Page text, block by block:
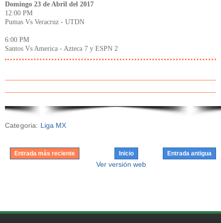
Domingo 23 de Abril del 2017
12:00 PM
Pumas Vs Veracruz - UTDN
6:00 PM
Santos Vs America - Azteca 7 y ESPN 2
Categoria: Liga MX
Entrada más reciente Entrada antigua
Inicio
Ver versión web